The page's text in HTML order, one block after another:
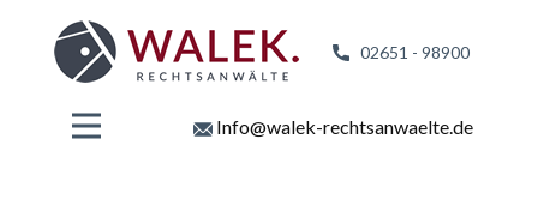
02651 - 98900
Info@walek-rechtsanwaelte.de